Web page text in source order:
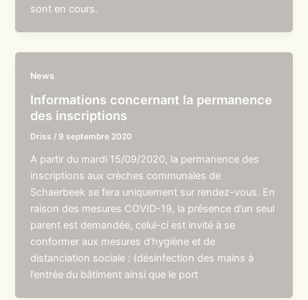
sont en cours.
News
Informations concernant la permanence
des inscriptions
Driss / 9 septembre 2020
A partir du mardi 15/09/2020, la permanence des
inscriptions aux crèches communales de
Schaerbeek se fera uniquement sur rendez-vous. En
raison des mesures COVID-19, la présence d’un seul
parent est demandée, celui-ci est invité à se
conformer aux mesures d’hygiène et de
distanciation sociale : (désinfection des mains à
l’entrée du bâtiment ainsi que le port